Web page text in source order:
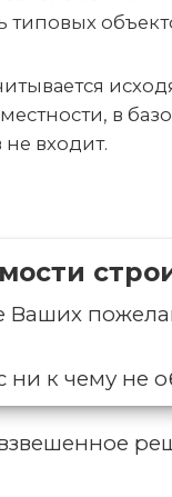
типовых
в
входит.
к чему не